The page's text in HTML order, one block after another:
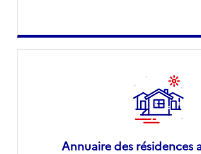
Annuaire des résidences